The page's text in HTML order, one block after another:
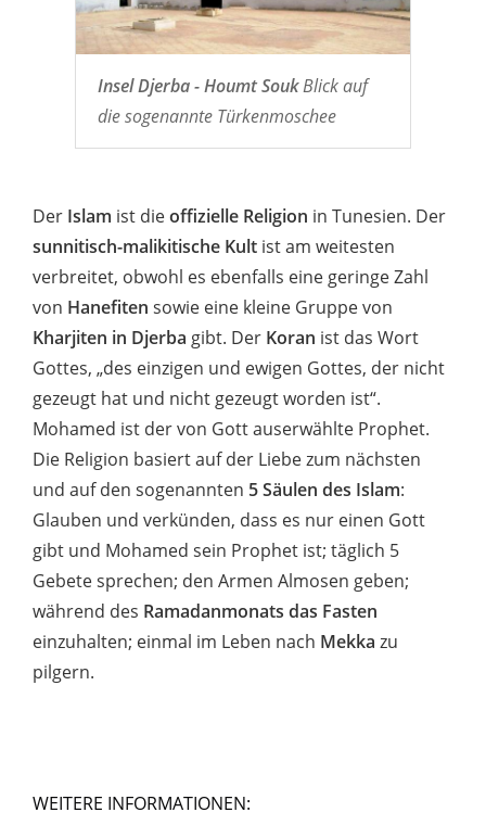
Insel Djerba - Houmt SoukBlick auf
die sogenannte Türkenmoschee
Der Islam ist dieoffizielle Religion in Tunesien. Der
sunnitisch-malikitische Kult ist am weitesten
verbreitet, obwohl es ebenfalls eine geringe Zahl
von Hanefiten sowie eine kleine Gruppe von
Kharjiten in Djerba gibt. Der Koran ist das Wort
Gottes, „des einzigen und ewigen Gottes, der nicht
gezeugt hat und nicht gezeugt worden ist“.
Mohamed ist der von Gott auserwählte Prophet.
Die Religion basiert auf der Liebe zum nächsten
und auf den sogenannten 5 Säulen des Islam:
Glauben und verkünden, dass es nur einen Gott
gibt und Mohamed sein Prophet ist; täglich 5
Gebete sprechen; den Armen Almosen geben;
während des Ramadanmonats das Fasten
einzuhalten; einmal im Leben nach Mekka zu
pilgern.
WEITERE INFORMATIONEN: